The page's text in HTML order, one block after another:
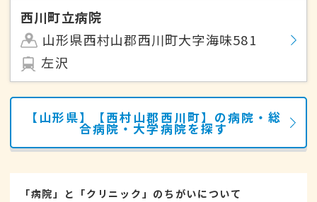
西川町立病院
山形県西村山郡西川町大字海味581
左沢
【山形県】【西村山郡西川町】の病院・総
合病院・大学病院を探す
「病院」と「クリニック」のちがいについて